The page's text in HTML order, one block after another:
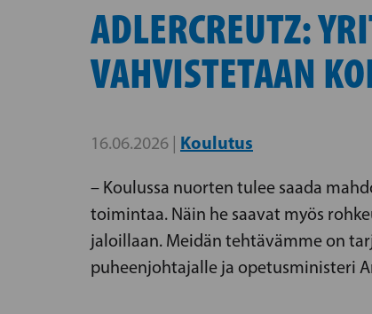
ADLERCREUTZ:
VAHVISTETAAN
16.06.2026 | Koulutus
– Koulussa nuorten tulee saada
toimintaa. Näin he saavat myös
jaloillaan. Meidän tehtävämme on
puheenjohtajalle ja opetusministeri